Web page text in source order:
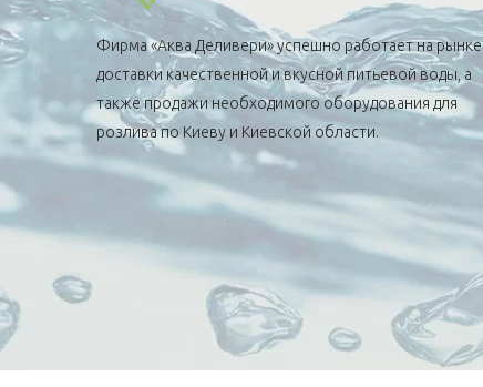
Фирма «Аква Деливери» успешно работает на рынке
доставки качественной и вкусной питьевой воды, а
также продажи необходимого оборудования для
розлива по Киеву и Киевской области.